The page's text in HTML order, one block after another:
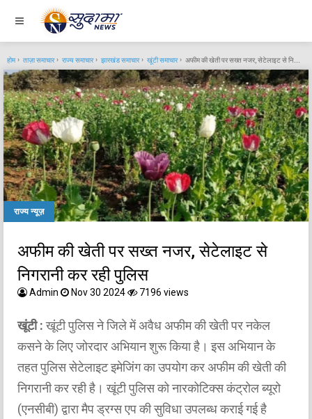
होम ताज़ा समाचार राज्य समाचार झारखंड समाचार खूंटी समाचार अफीम की खेती पर सख्त नजर, सेटेलाइट से निगरानी कर रही पुलिस
राज्य न्यूज़
अफीम की खेती पर सख्त नजर, सेटेलाइट से
निगरानी कर रही पुलिस
Admin Nov 30 2024 7196 views
खूंटी :खूंटी पुलिस ने जिले में अवैध अफीम की खेती पर नकेल
कसने के लिए जोरदार अभियान शुरू किया है। इस अभियान के
तहत पुलिस सेटेलाइट इमेजिंग का उपयोग कर अफीम की खेती की
निगरानी कर रही है। खूंटी पुलिस को नारकोटिक्स कंट्रोल ब्यूरो
(एनसीबी) द्वारा मैप ड्रग्स एप की सुविधा उपलब्ध कराई गई है